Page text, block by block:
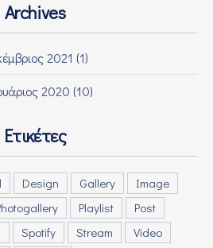
Archives
2021 (1)
2020 (10)
Ετικέτες
Design Gallery
Image
Playlist
Post
Spotify Stream
Video